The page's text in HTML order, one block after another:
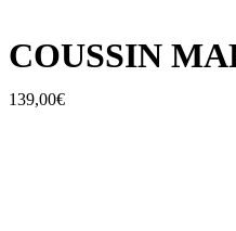
COUSSIN
139,00€